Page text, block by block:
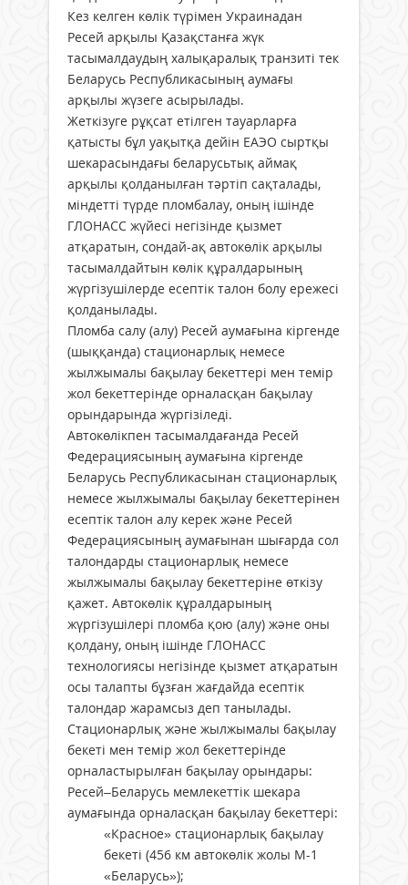
Кез келген көлік түрімен Украинадан
Ресей арқылы Қазақстанға жүк
тасымалдаудың халықаралық транзиті тек
Беларусь Республикасының аумағы
арқылы жүзеге асырылады.
Жеткізуге рұқсат етілген тауарларға
қатысты бұл уақытқа дейін ЕАЭО сыртқы
шекарасындағы беларусьтық аймақ
арқылы қолданылған тәртіп сақталады,
міндетті түрде пломбалау, оның ішінде
ГЛОНАСС жүйесі негізінде қызмет
атқаратын, сондай-ақ автокөлік арқылы
тасымалдайтын көлік құралдарының
жүргізушілерде есептік талон болу ережесі
қолданылады.
Пломба салу (алу) Ресей аумағына кіргенде
(шыққанда) стационарлық немесе
жылжымалы бақылау бекеттері мен темір
жол бекеттерінде орналасқан бақылау
орындарында жүргізіледі.
Автокөлікпен тасымалдағанда Ресей
Федерациясының аумағына кіргенде
Беларусь Республикасынан стационарлық
немесе жылжымалы бақылау бекеттерінен
есептік талон алу керек және Ресей
Федерациясының аумағынан шығарда сол
талондарды стационарлық немесе
жылжымалы бақылау бекеттеріне өткізу
қажет. Автокөлік құралдарының
жүргізушілері пломба қою (алу) және оны
қолдану, оның ішінде ГЛОНАСС
технологиясы негізінде қызмет атқаратын
осы талапты бұзған жағдайда есептік
талондар жарамсыз деп танылады.
Стационарлық және жылжымалы бақылау
бекеті мен темір жол бекеттерінде
орналастырылған бақылау орындары:
Ресей–Беларусь мемлекеттік шекара
аумағында орналасқан бақылау бекеттері:
«Красное» стационарлық бақылау
бекеті (456 км автокөлік жолы М-1
«Беларусь»);